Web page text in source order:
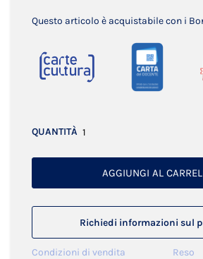
Questo articolo è acquistabile con i
QUANTITÀ
AGGIUNGI AL
Richiedi informazioni sul
Condizioni di vendita Reso